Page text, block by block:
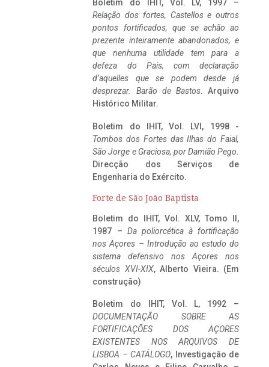
Boletim do IHIT, Vol. LV, 1997 –
Relação dos fortes, Castellos e outros
pontos fortificados, que se achão ao
prezente inteiramente abandonados, e
que nenhuma utilidade tem para a
defeza do Pais, com declaração
d’aquelles que se podem desde já
desprezar. Barão de Bastos. Arquivo
Histórico Militar.
Boletim do IHIT, Vol. LVI, 1998 -
Tombos dos Fortes das Ilhas do Faial,
São Jorge e Graciosa, por Damião Pego.
Direcção dos Serviços de
Engenharia do Exército.
Forte de São João Baptista
Boletim do IHIT, Vol. XLV, Tomo II,
1987 – Da poliorcética à fortificação
nos Açores – Introdução ao estudo do
sistema defensivo nos Açores nos
séculos XVI-XIX, Alberto Vieira. (Em
construção)
Boletim do IHIT, Vol. L, 1992 –
DOCUMENTAÇÃO SOBRE AS
FORTIFICAÇÕES DOS AÇORES
EXISTENTES NOS ARQUIVOS DE
LISBOA – CATÁLOGO, Investigação de